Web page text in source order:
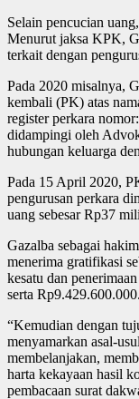
Selain pencucian
Menurut jaksa KPK,
terkait dengan
Pada 2020 misalnya,
kembali (PK) atas
register perkara
didampingi oleh
hubungan keluarga
Pada 15 April 2020,
pengurusan perkara
uang sebesar Rp37
Gazalba sebagai
menerima gratifikasi
kesatu dan
serta Rp9.429.600.000.
“Kemudian dengan
menyamarkan asal-
membelanjakan,
harta kekayaan hasil
pembacaan surat